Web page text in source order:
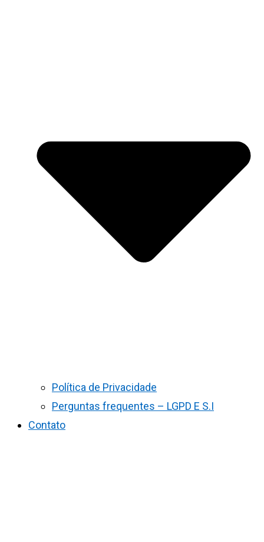
Política de Privacidade
Perguntas frequentes – LGPD E S.I
Contato